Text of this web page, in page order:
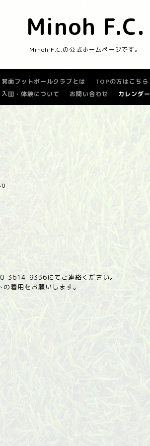
Minoh F.C.
Minoh F.C.の公式ホームページです。
箕面フットボールクラブとは TOPの方はこちら
入団・体験について お問い合わせ カレンダー
3614-9336にてご連絡ください。
着用をお願いします。